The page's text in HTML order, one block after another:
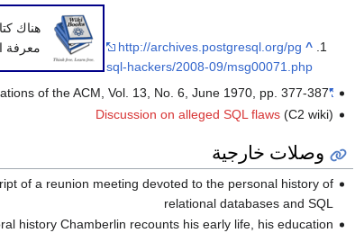
هناك
معرفة
^
http://archives.postgresql.org/pg
sql-hackers/2008-09/msg00071.php
"A Relational Model of Data for Large Shared Data Banks"
of the ACM, Vol. 13, No. 6, June 1970, pp. 377-387.
Discussion on alleged SQL flaws(C2 wiki)
وصلات خارجية
of a reunion meeting devoted to the personal history of
relational databases and SQL
history Chamberlin recounts his early life, his education